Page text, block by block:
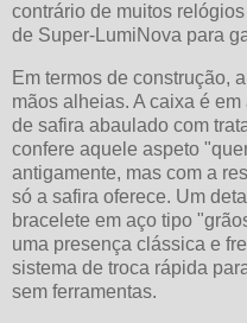
contrário de muitos
de Super-LumiNova para
Em termos de construção,
mãos alheias. A caixa é
de safira abaulado com
confere aquele aspeto
antigamente, mas com a
só a safira oferece. Um
bracelete em aço tipo
uma presença clássica e
sistema de troca rápida
sem ferramentas.